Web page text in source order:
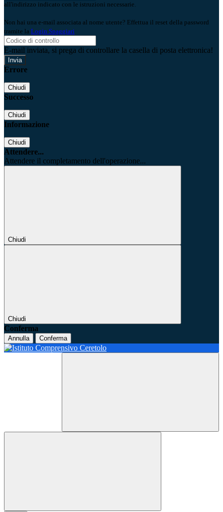
all'indirizzo indicato con le istruzioni necessarie.
Non hai una e-mail associata al nome utente? Effettua il reset della password
tramite la Login Spaggiari
E-mail inviata, si prega di controllare la casella di posta elettronica!
Errore
Chiudi
Successo
Chiudi
Informazione
Chiudi
Attendere...
Attendere il completamento dell'operazione...
Chiudi
Chiudi
Conferma
Annulla Conferma